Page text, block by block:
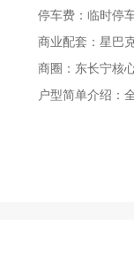
停车费：临时停
商业配套：星
商圈：东长宁核
户型简单介绍：